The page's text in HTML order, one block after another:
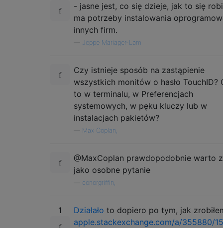
- jasne jest, co się dzieje, jak to się
ma potrzeby instalowania
innych firm.
Jeppe Mariager-Lam
Czy istnieje sposób na zastąpienie
wszystkich monitów o hasło TouchID?
to w terminalu, w Preferencjach
systemowych, w pęku kluczy lub w
instalacjach pakietów?
Max Coplan,
@MaxCoplan prawdopodobnie warto
jako osobne pytanie
conorgriffin,
1 Działało to dopiero po tym, jak
apple.stackexchange.com/a/355880/